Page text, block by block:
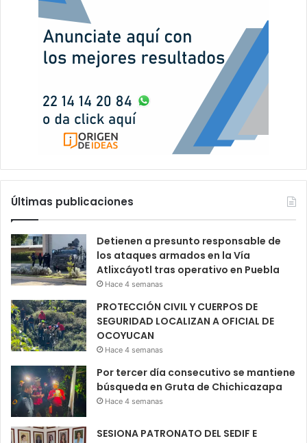
Últimas publicaciones
Detienen a presunto responsable de
los ataques armados en la Vía
Atlixcáyotl tras operativo en Puebla
Hace 4 semanas
PROTECCIÓN CIVIL Y CUERPOS DE
SEGURIDAD LOCALIZAN A OFICIAL DE
OCOYUCAN
Hace 4 semanas
Por tercer día consecutivo se mantiene
búsqueda en Gruta de Chichicazapa
Hace 4 semanas
SESIONA PATRONATO DEL SEDIF E